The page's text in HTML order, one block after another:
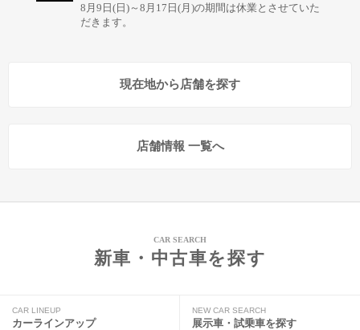
8月9日(日)～8月17日(月)の期間は休業とさせていた
だきます。
現在地から店舗を探す
店舗情報 一覧へ
CAR SEARCH
新車・中古車を探す
CAR LINEUP
カーラインアップ
NEW CAR SEARCH
展示車・試乗車を探す